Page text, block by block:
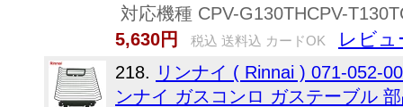
対応機種 CPV-G130THCPV-
5,630円
税込 送料込 カードOK レビュ
218. リンナイ ( Rinnai ) 071-052-
ンナイ ガスコンロ ガステーブル